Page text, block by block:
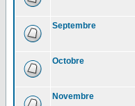
Septembre
Octobre
Novembre